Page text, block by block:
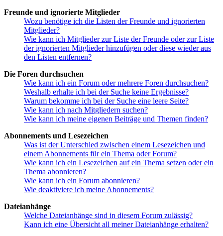
Freunde und ignorierte Mitglieder
Wozu benötige ich die Listen der Freunde und ignorierten
Mitglieder?
Wie kann ich Mitglieder zur Liste der Freunde oder zur Liste
der ignorierten Mitglieder hinzufügen oder diese wieder aus
den Listen entfernen?
Die Foren durchsuchen
Wie kann ich ein Forum oder mehrere Foren durchsuchen?
Weshalb erhalte ich bei der Suche keine Ergebnisse?
Warum bekomme ich bei der Suche eine leere Seite?
Wie kann ich nach Mitgliedern suchen?
Wie kann ich meine eigenen Beiträge und Themen finden?
Abonnements und Lesezeichen
Was ist der Unterschied zwischen einem Lesezeichen und
einem Abonnements für ein Thema oder Forum?
Wie kann ich ein Lesezeichen auf ein Thema setzen oder ein
Thema abonnieren?
Wie kann ich ein Forum abonnieren?
Wie deaktiviere ich meine Abonnements?
Dateianhänge
Welche Dateianhänge sind in diesem Forum zulässig?
Kann ich eine Übersicht all meiner Dateianhänge erhalten?